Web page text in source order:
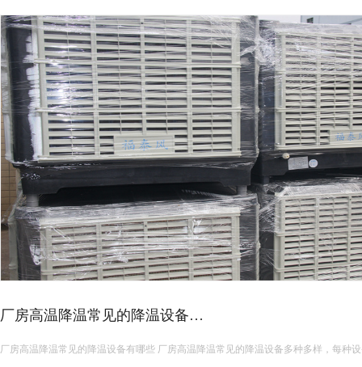
皮革车间降温措施有哪些？
皮革车间使用蒸发冷空调的降温措施及相关要点如下： 设备选型 根据面积：如果车间面积较小，如 200 平方